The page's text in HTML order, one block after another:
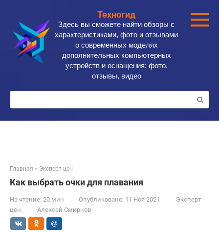
контенту
Техногид
Здесь вы сможете найти обзоры с
характеристиками, фото и отзывами
о современных моделях
дополнительных компьютерных
устройств и оснащения: фото,
отзывы, видео
Поиск:
Главная » Эксперт цен
Как выбрать очки для плавания
На чтение: 20 мин Опубликовано: 11 Ноя 2021
Эксперт
цен
Алексей Смирнов